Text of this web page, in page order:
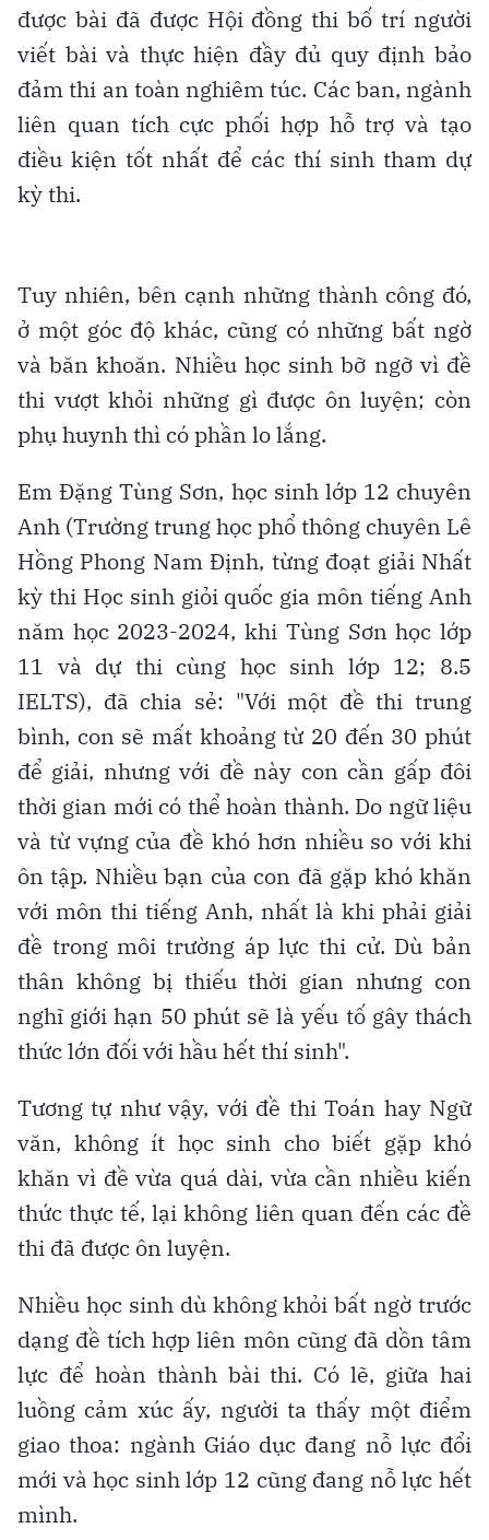
được bài đã được Hội đồng thi bố trí người
viết bài và thực hiện đầy đủ quy định bảo
đảm thi an toàn nghiêm túc. Các ban, ngành
liên quan tích cực phối hợp hỗ trợ và tạo
điều kiện tốt nhất để các thí sinh tham dự
kỳ thi.
Tuy nhiên, bên cạnh những thành công đó,
ở một góc độ khác, cũng có những bất ngờ
và băn khoăn. Nhiều học sinh bỡ ngỡ vì đề
thi vượt khỏi những gì được ôn luyện; còn
phụ huynh thì có phần lo lắng.
Em Đặng Tùng Sơn, học sinh lớp 12 chuyên
Anh (Trường trung học phổ thông chuyên Lê
Hồng Phong Nam Định, từng đoạt giải Nhất
kỳ thi Học sinh giỏi quốc gia môn tiếng Anh
năm học 2023-2024, khi Tùng Sơn học lớp
11 và dự thi cùng học sinh lớp 12; 8.5
IELTS), đã chia sẻ: "Với một đề thi trung
bình, con sẽ mất khoảng từ 20 đến 30 phút
để giải, nhưng với đề này con cần gấp đôi
thời gian mới có thể hoàn thành. Do ngữ liệu
và từ vựng của đề khó hơn nhiều so với khi
ôn tập. Nhiều bạn của con đã gặp khó khăn
với môn thi tiếng Anh, nhất là khi phải giải
đề trong môi trường áp lực thi cử. Dù bản
thân không bị thiếu thời gian nhưng con
nghĩ giới hạn 50 phút sẽ là yếu tố gây thách
thức lớn đối với hầu hết thí sinh".
Tương tự như vậy, với đề thi Toán hay Ngữ
văn, không ít học sinh cho biết gặp khó
khăn vì đề vừa quá dài, vừa cần nhiều kiến
thức thực tế, lại không liên quan đến các đề
thi đã được ôn luyện.
Nhiều học sinh dù không khỏi bất ngờ trước
dạng đề tích hợp liên môn cũng đã dồn tâm
lực để hoàn thành bài thi. Có lẽ, giữa hai
luồng cảm xúc ấy, người ta thấy một điểm
giao thoa: ngành Giáo dục đang nỗ lực đổi
mới và học sinh lớp 12 cũng đang nỗ lực hết
mình.